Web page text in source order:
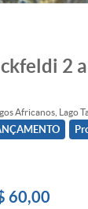
2 a
Africanos Lago
60,00